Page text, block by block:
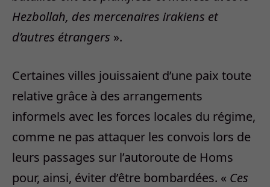
Hezbollah, des mercenaires irakiens et
d’autres étrangers ».
Certaines villes jouissaient d’une paix toute
relative grâce à des arrangements
informels avec les forces locales du régime,
comme ne pas attaquer les convois lors de
leurs passages sur l’autoroute de Homs
pour, ainsi, éviter d’être bombardées. « Ces